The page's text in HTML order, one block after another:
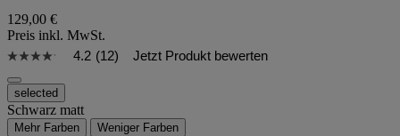
129,00 €
Preis inkl. MwSt.
4.2 (12) Jetzt Produkt bewerten
selected
Schwarz matt
Mehr Farben Weniger Farben